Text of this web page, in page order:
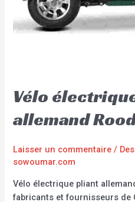
Vélo
allemand
Laisser un commentaire /
sowoumar.com
Vélo électrique pliant
fabricants et fournisseurs de